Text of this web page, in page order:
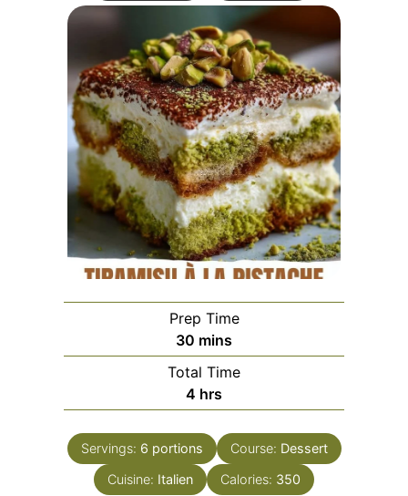
Prep Time
30 minutes
mins
Total Time
4 hours
hrs
Servings: 6 portions Course: Dessert
Cuisine: Italien Calories: 350